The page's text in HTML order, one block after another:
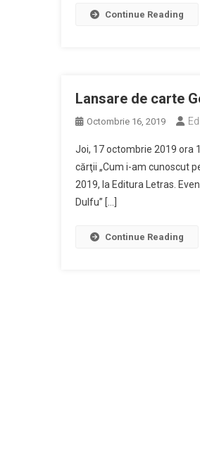
Continue Reading
Lansare de carte
Octombrie 16, 2019
Joi, 17 octombrie 2019 ora
cărţii „Cum i-am cunoscut
2019, la Editura Letras.
Dulfu” […]
Continue Reading